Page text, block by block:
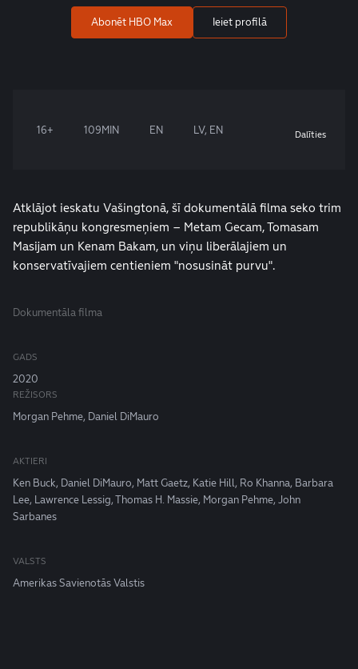
Abonēt HBO Max Ieiet profilā
16+ 109MIN EN LV, EN Dalīties
Atklājot ieskatu Vašingtonā, šī dokumentālā filma seko trim
republikāņu kongresmeņiem – Metam Gecam, Tomasam
Masijam un Kenam Bakam, un viņu liberālajiem un
konservatīvajiem centieniem "nosusināt purvu".
Dokumentāla filma
GADS
2020
REŽISORS
Morgan Pehme, Daniel DiMauro
AKTIERI
Ken Buck, Daniel DiMauro, Matt Gaetz, Katie Hill, Ro Khanna, Barbara
Lee, Lawrence Lessig, Thomas H. Massie, Morgan Pehme, John
Sarbanes
VALSTS
Amerikas Savienotās Valstis